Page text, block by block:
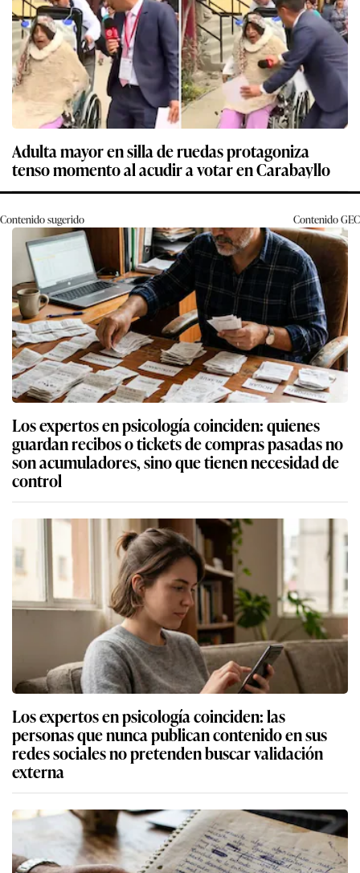
Adulta mayor en silla de ruedas protagoniza
tenso momento al acudir a votar en Carabayllo
Contenido sugerido ContenidoGEC
Los expertos en psicología coinciden: quienes
guardan recibos o tickets de compras pasadas no
son acumuladores, sino que tienen necesidad de
control
Los expertos en psicología coinciden: las
personas que nunca publican contenido en sus
redes sociales no pretenden buscar validación
externa